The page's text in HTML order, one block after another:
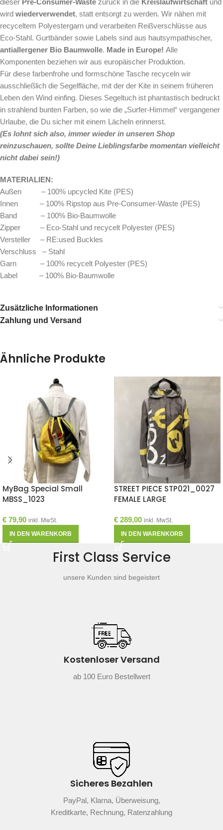
dieser Pre-Consumer-Waste zurück in die Kreislaufwirtschaft und
wird wiederverwendet, statt entsorgt zu werden. Wir nähen mit
recyceltem Polyestergarn und verarbeiten Reißverschlüsse aus
Eco-Stahl. Gurtbänder sowie Labels sind aus hautsympathischer,
antiallergener Bio Baumwolle. Made in Europe! Alle
Komponenten beziehen wir aus europäischer Produktion.
Für diese farbenfrohe und formschöne Tasche recyceln wir
ausschließlich die Segelfläche, mit der der Kite in seinem früheren
Leben den Wind einfing. Dieses Segeltuch ist phantastisch bedruckt
in strahlend bunten Farben, so wie die „Surfer-Himmel“ vergangener
Urlaube, die Du sicher mit einem Lächeln erinnerst.
(Es lohnt sich also, immer wieder in unseren Shop
reinzuschauen, sollte Deine Lieblingsfarbe momentan vielleicht
nicht dabei sein!)
MATERIALIEN:
Außen – 100% upcycled Kite (PES)
Innen – 100% Ripstop aus Pre-Consumer-Waste (PES)
Band – 100% Bio-Baumwolle
Zipper – Eco-Stahl und recycelt Polyester (PES)
Versteller – RE:used Buckles
Verschluss – Stahl
Garn – 100% recycelt Polyester (PES)
Label – 100% Bio-Baumwolle
Zusätzliche Informationen
Zahlung und Versand
Ähnliche Produkte
MyBag Special Small
MBSS_1023
€ 79,90 inkl. MwSt.
IN DEN WARENKORB
STREET PIECE STP021_0027
FEMALE LARGE
€ 289,00 inkl. MwSt.
IN DEN WARENKORB
First Class Service
unsere Kunden sind begeistert
Kostenloser Versand
ab 100 Euro Bestellwert
Sicheres Bezahlen
PayPal, Klarna, Überweisung,
Kreditkarte, Rechnung, Ratenzahlung